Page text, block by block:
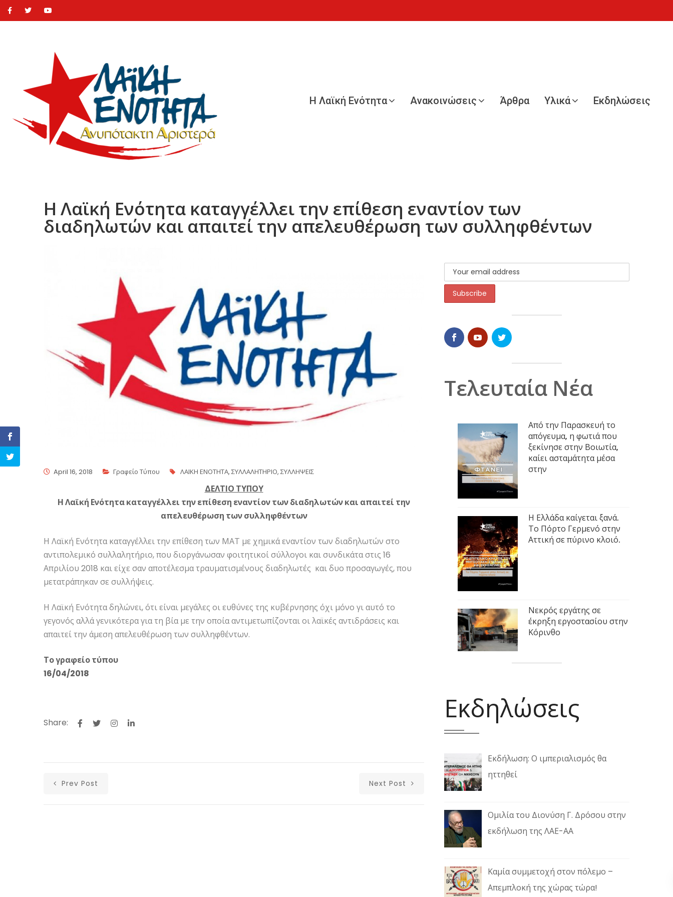
Η Λαϊκή Ενότητα Ανακοινώσεις Άρθρα Υλικά Εκδηλώσεις
Η Λαϊκή Ενότητα καταγγέλλει την επίθεση εναντίον των
διαδηλωτών και απαιτεί την απελευθέρωση των συλληφθέντων
April 16, 2018 Γραφείο Τύπου ΛΑΙΚΗ ΕΝΟΤΗΤΑ, ΣΥΛΛΑΛΗΤΗΡΙΟ, ΣΥΛΛΗΨΕΙΣ
ΔΕΛΤΙΟ ΤΥΠΟΥ
Η Λαϊκή Ενότητα καταγγέλλει την επίθεση εναντίον των διαδηλωτών και απαιτεί την
απελευθέρωση των συλληφθέντων
Η Λαϊκή Ενότητα καταγγέλλει την επίθεση των ΜΑΤ με χημικά εναντίον των διαδηλωτών στο
αντιπολεμικό συλλαλητήριο, που διοργάνωσαν φοιτητικοί σύλλογοι και συνδικάτα στις 16
Απριλίου 2018 και είχε σαν αποτέλεσμα τραυματισμένους διαδηλωτές και δυο προσαγωγές, που
μετατράπηκαν σε συλλήψεις.
Η Λαϊκή Ενότητα δηλώνει, ότι είναι μεγάλες οι ευθύνες της κυβέρνησης όχι μόνο γι αυτό το
γεγονός αλλά γενικότερα για τη βία με την οποία αντιμετωπίζονται οι λαϊκές αντιδράσεις και
απαιτεί την άμεση απελευθέρωση των συλληφθέντων.
Το γραφείο τύπου
16/04/2018
Share:
Prev Post Next Post
Τελευταία Νέα
Από την Παρασκευή το
απόγευμα, η φωτιά που
ξεκίνησε στην Βοιωτία,
καίει ασταμάτητα μέσα
στην
Η Ελλάδα καίγεται ξανά.
Το Πόρτο Γερμενό στην
Αττική σε πύρινο κλοιό.
Νεκρός εργάτης σε
έκρηξη εργοστασίου στην
Κόρινθο
Εκδηλώσεις
Εκδήλωση: Ο ιμπεριαλισμός θα
ηττηθεί
Ομιλία του Διονύση Γ. Δρόσου στην
εκδήλωση της ΛΑΕ-ΑΑ
Καμία συμμετοχή στον πόλεμο –
Απεμπλοκή της χώρας τώρα!